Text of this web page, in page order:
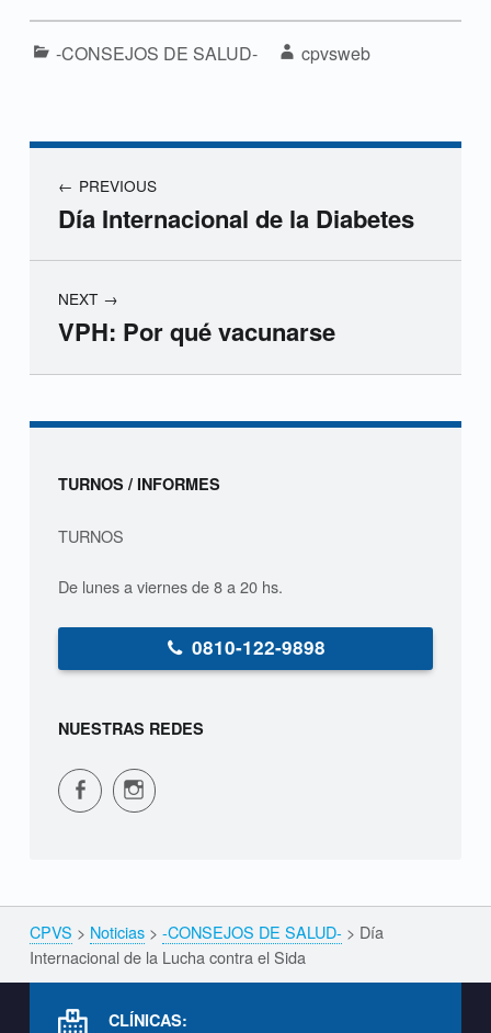
Categorized in:
-CONSEJOS DE SALUD- cpvsweb
PREVIOUS
Día Internacional de la Diabetes
NEXT
VPH: Por qué vacunarse
Sidebar
TURNOS / INFORMES
TURNOS
De lunes a viernes de 8 a 20 hs.
0810-122-9898
NUESTRAS REDES
CPVS en Facebook CPVS en Instagram
Breadcrumbs navigation
CPVS > Noticias> -CONSEJOS DE SALUD- > Día
Internacional de la Lucha contra el Sida
CLÍNICAS: